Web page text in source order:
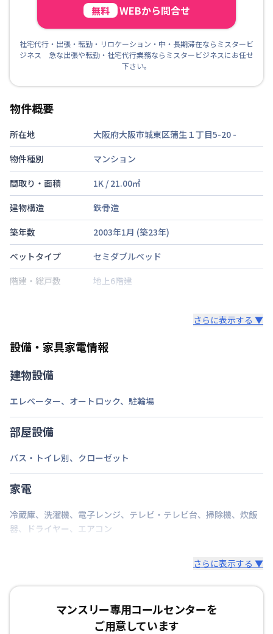
無料 WEBから問合せ
社宅代行・出張・転勤・リロケーション・中・長期滞在ならミスタービ
ジネス 急な出張や転勤・社宅代行業務ならミスタービジネスにお任せ
下さい。
物件概要
所在地 大阪府大阪市城東区蒲生１丁目5-20 -
物件種別
マンション
間取り・面積
1K / 21.00㎡
建物構造
鉄骨造
築年数
2003年1月 (築23年)
ベットタイプ
セミダブルベッド
階建・総戸数
地上6階建
禁煙・喫煙
大阪市長堀鶴見緑地
定員
次回更新日
情報更新日より14日以内
さらに表示する ▼
設備・家具家電情報
建物設備
エレベーター、 オートロック、 駐輪場
部屋設備
バス・トイレ別、 クローゼット
家電
冷蔵庫、 洗濯機、 電子レンジ、 テレビ・テレビ台、 掃除機、 炊飯
器、 ドライヤー、 エアコン
さらに表示する ▼
マンスリー専用コールセンターを
ご用意しています